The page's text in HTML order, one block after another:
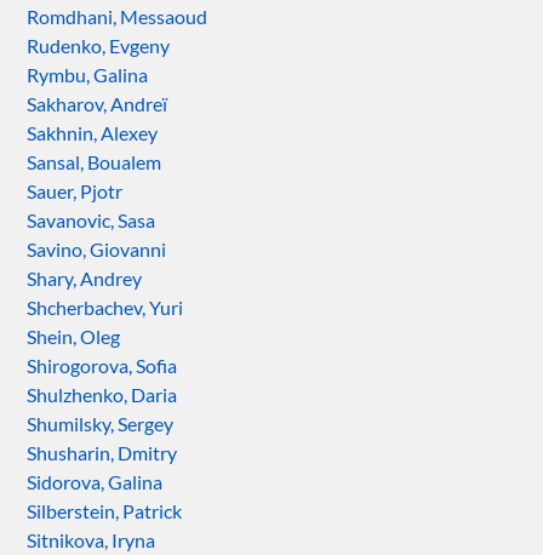
Romdhani, Messaoud
Rudenko, Evgeny
Rymbu, Galina
Sakharov, Andreï
Sakhnin, Alexey
Sansal, Boualem
Sauer, Pjotr
Savanovic, Sasa
Savino, Giovanni
Shary, Andrey
Shcherbachev, Yuri
Shein, Oleg
Shirogorova, Sofia
Shulzhenko, Daria
Shumilsky, Sergey
Shusharin, Dmitry
Sidorova, Galina
Silberstein, Patrick
Sitnikova, Iryna